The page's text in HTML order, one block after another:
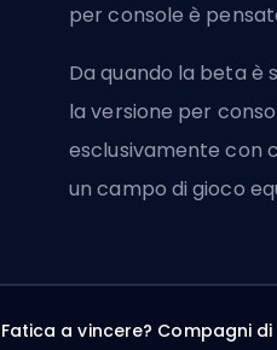
per console è
Da quando la beta è
la versione per
esclusivamente con
un campo di gioco
Fatica a vincere? Compagni